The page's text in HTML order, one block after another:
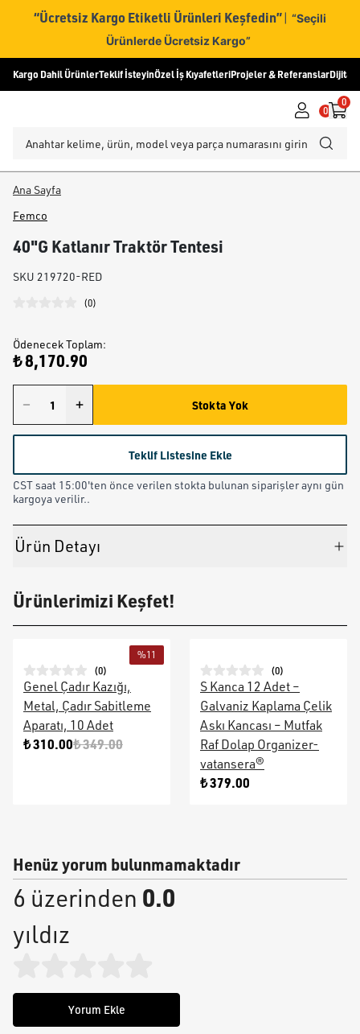
“Ücretsiz Kargo Etiketli Ürünleri Keşfedin” | “Seçili
Ürünlerde Ücretsiz Kargo”
Kargo Dahil ÜrünlerTeklif İsteyinÖzel İş KıyafetleriProjeler & ReferanslarDijital
0
0
Ana Sayfa
Femco
40"G Katlanır Traktör Tentesi
SKU 219720-RED
(0)
Ödenecek Toplam:
₺ 8,170.90
Stokta Yok
Teklif Listesine Ekle
CST saat 15:00'ten önce verilen stokta bulunan siparişler aynı gün
kargoya verilir..
Ürün Detayı
Ürünlerimizi Keşfet!
%11
(0)
Genel Çadır Kazığı,
Metal, Çadır Sabitleme
Aparatı, 10 Adet
₺ 310.00₺ 349.00
(0)
S Kanca 12 Adet –
Galvaniz Kaplama Çelik
Askı Kancası – Mutfak
Raf Dolap Organizer-
vatansera®
₺ 379.00
Henüz yorum bulunmamaktadır
6 üzerinden 0.0
yıldız
Yorum Ekle